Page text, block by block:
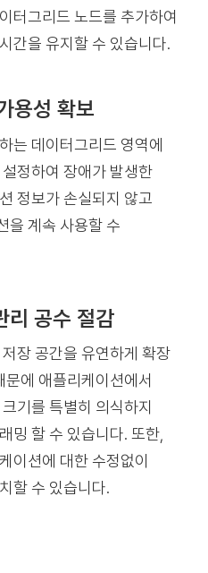
터그리드 노드를 추가하여
간을 유지할 수 있습니다.
용성 확보
는 데이터그리드 영역에
정하여 장애가 발생한
정보가 손실되지 않고
을 계속 사용할 수
리 공수 절감
장 공간을 유연하게 확장
문에 애플리케이션에서
기를 특별히 의식하지
밍 할 수 있습니다. 또한,
이션에 대한 수정없이
할 수 있습니다.